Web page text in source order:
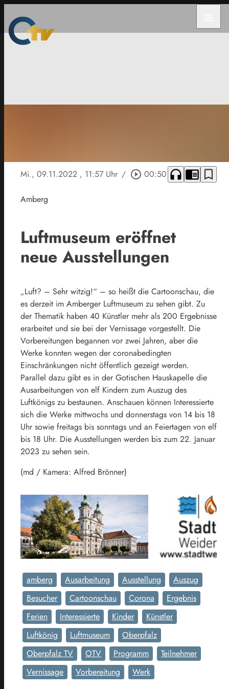
Mi., 09.11.2022 , 11:57 Uhr / play_circle_outline 00:50 headphones chrome_reader_mode bookmark_border
Amberg
Luftmuseum eröffnet
neue Ausstellungen
„Luft? – Sehr witzig!“ – so heißt die Cartoonschau, die
es derzeit im Amberger Luftmuseum zu sehen gibt. Zu
der Thematik haben 40 Künstler mehr als 200 Ergebnisse
erarbeitet und sie bei der Vernissage vorgestellt. Die
Vorbereitungen begannen vor zwei Jahren, aber die
Werke konnten wegen der coronabedingten
Einschränkungen nicht öffentlich gezeigt werden.
Parallel dazu gibt es in der Gotischen Hauskapelle die
Ausarbeitungen von elf Kindern zum Auszug des
Luftkönigs zu bestaunen. Anschauen können Interessierte
sich die Werke mittwochs und donnerstags von 14 bis 18
Uhr sowie freitags bis sonntags und an Feiertagen von elf
bis 18 Uhr. Die Ausstellungen werden bis zum 22. Januar
2023 zu sehen sein.
(md / Kamera: Alfred Brönner)
amberg Ausarbeitung Ausstellung
Auszug
Besucher
Cartoonschau Corona
Ergebnis
Ferien
Interessierte Kinder
Künstler
Luftkönig
Luftmuseum
Oberpfalz
Oberpfalz TV
OTV Programm
Teilnehmer
Vernissage
Vorbereitung Werk